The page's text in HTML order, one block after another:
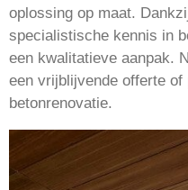
oplossing op maat.
specialistische kennis in
een kwalitatieve aanpak.
een vrijblijvende offerte
betonrenovatie.